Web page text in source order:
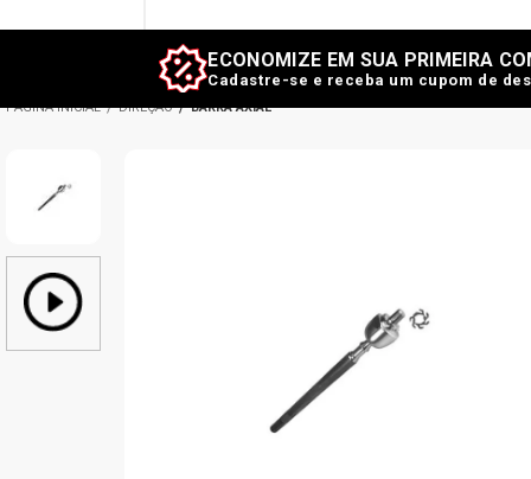
ECONOMIZE EM SUA PRIMEIRA
Cadastre-se e receba um cupom de
DIREÇÃO BARRA AXIAL